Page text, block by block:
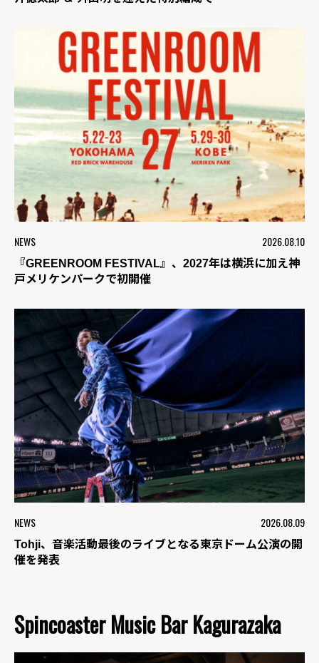
NEWS 2026.08.10
『GREENROOM FESTIVAL』、2027年は横浜に加え神
戸メリケンパークで初開催
NEWS 2026.08.09
Tohji、音楽活動最後のライブとなる東京ドーム公演の開
催を発表
Spincoaster Music Bar Kagurazaka